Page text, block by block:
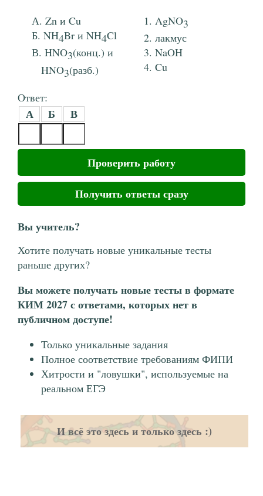
Zn и Cu
NH4Br и NH4Cl
HNO3(конц.) и
HNO3(разб.)
AgNO3
лакмус
NaOH
Cu
Ответ:
А Б В
Проверить работу
Получить ответы сразу
Вы учитель?
Хотите получать новые уникальные тесты
раньше других?
Вы можете получать новые тесты в формате
КИМ 2027 с ответами, которых нет в
публичном доступе!
Только уникальные задания
Полное соответствие требованиям ФИПИ
Хитрости и "ловушки", используемые на
реальном ЕГЭ
И всё это здесь и только здесь :)